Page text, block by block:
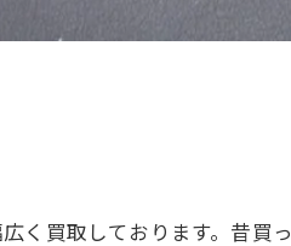
く買取しております。昔買